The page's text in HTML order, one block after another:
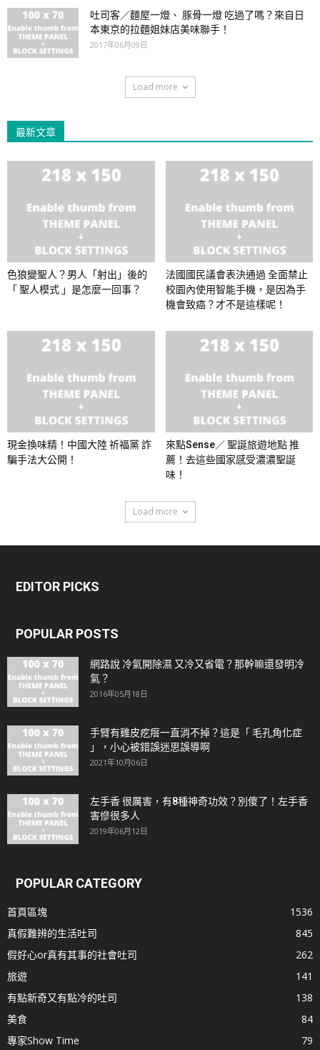
吐司客／麵屋一燈、 豚骨一燈 吃過了嗎？來自日
本東京的拉麵姐妹店美味聯手！
2017年06月09日
Load more
最新文章
色狼變聖人？男人「射出」後的
「 聖人模式 」是怎麼一回事？
法國國民議會表決通過 全面禁止
校園內使用智能手機，是因為手
機會致癌？才不是這樣呢！
現金換味精！中國大陸 祈福黨 詐
騙手法大公開！
來點Sense／ 聖誕旅遊地點 推
薦！去這些國家感受濃濃聖誕
味！
Load more
EDITOR PICKS
POPULAR POSTS
網路說 冷氣開除濕 又冷又省電？那幹嘛還發明冷
氣？
2016年05月18日
手臂有雞皮疙瘩一直消不掉？這是「 毛孔角化症
」，小心被錯誤迷思誤導啊
2021年10月06日
左手香 很厲害，有8種神奇功效？別傻了！左手香
害慘很多人
2019年06月12日
POPULAR CATEGORY
首頁區塊
1536
真假難辨的生活吐司
845
假好心or真有其事的社會吐司
262
旅遊
141
有點新奇又有點冷的吐司
138
美食
84
專家Show Time
79